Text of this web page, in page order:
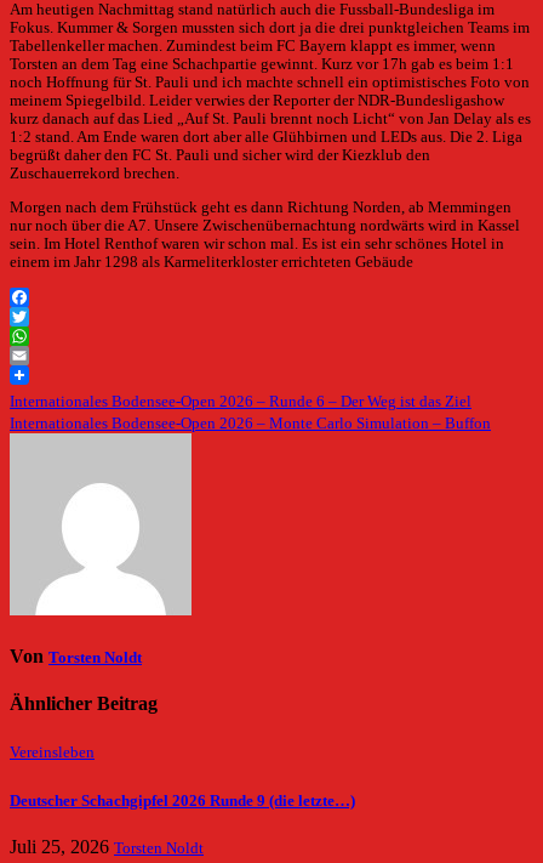
Am heutigen Nachmittag stand natürlich auch die Fussball-Bundesliga im
Fokus. Kummer & Sorgen mussten sich dort ja die drei punktgleichen Teams im
Tabellenkeller machen. Zumindest beim FC Bayern klappt es immer, wenn
Torsten an dem Tag eine Schachpartie gewinnt. Kurz vor 17h gab es beim 1:1
noch Hoffnung für St. Pauli und ich machte schnell ein optimistisches Foto von
meinem Spiegelbild. Leider verwies der Reporter der NDR-Bundesligashow
kurz danach auf das Lied „Auf St. Pauli brennt noch Licht“ von Jan Delay als es
1:2 stand. Am Ende waren dort aber alle Glühbirnen und LEDs aus. Die 2. Liga
begrüßt daher den FC St. Pauli und sicher wird der Kiezklub den
Zuschauerrekord brechen.
Morgen nach dem Frühstück geht es dann Richtung Norden, ab Memmingen
nur noch über die A7. Unsere Zwischenübernachtung nordwärts wird in Kassel
sein. Im Hotel Renthof waren wir schon mal. Es ist ein sehr schönes Hotel in
einem im Jahr 1298 als Karmeliterkloster errichteten Gebäude
Facebook
Twitter
WhatsApp
Email
Beitragsnavigation
Internationales Bodensee-Open 2026 – Runde 6 – Der Weg ist das Ziel
Internationales Bodensee-Open 2026 – Monte Carlo Simulation – Buffon
Von Torsten Noldt
Ähnlicher Beitrag
Vereinsleben
Deutscher Schachgipfel 2026 Runde 9 (die letzte…)
Juli 25, 2026 Torsten Noldt